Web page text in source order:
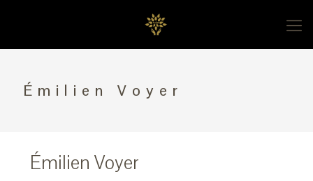
Émilien Voyer
Émilien Voyer